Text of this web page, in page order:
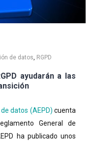
de datos, RGPD
ayudarán a las
datos (AEPD) cuenta
General de
ha publicado unos